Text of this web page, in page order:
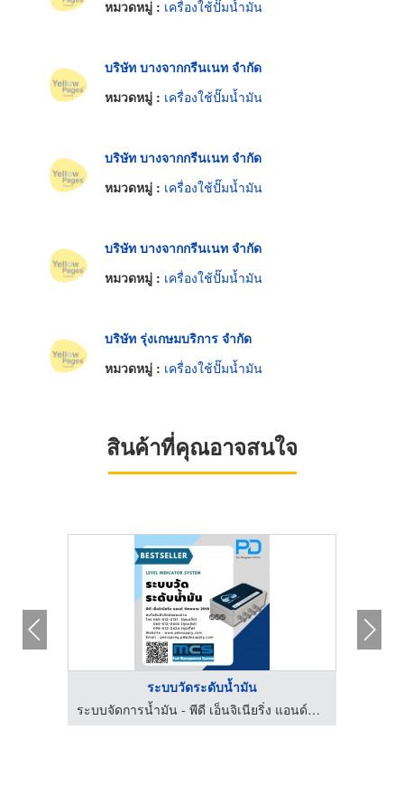
หมวดหมู่ : เครื่องใช้ปั๊มน้ำมัน
บริษัท บางจากกรีนเนท จำกัด
หมวดหมู่ : เครื่องใช้ปั๊มน้ำมัน
บริษัท บางจากกรีนเนท จำกัด
หมวดหมู่ : เครื่องใช้ปั๊มน้ำมัน
บริษัท บางจากกรีนเนท จำกัด
หมวดหมู่ : เครื่องใช้ปั๊มน้ำมัน
บริษัท รุ่งเกษมบริการ จำกัด
หมวดหมู่ : เครื่องใช้ปั๊มน้ำมัน
สินค้าที่คุณอาจสนใจ
ระบบวัดระดับน้ำมัน
ระบบจัดการน้ำมัน - พีดี เอ็นจิเนียริ่ง แอนด์ซัพพลาย 2018